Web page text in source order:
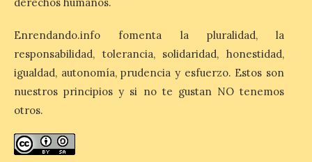
Europeo Plus (FSE+), para favorecer la
contratación temporal de 300 jóvenes
desempleados inscritos en el Sistema
Nacional de […]
tienes 6 rincones únicos
para ver el Eclipse de Sol
derechos humanos.
Enrendando.info fomenta la pluralidad, la
responsabilidad, tolerancia, solidaridad, honestidad,
igualdad, autonomía, prudencia y esfuerzo. Estos son
nuestros principios y si no te gustan NO tenemos
otros.